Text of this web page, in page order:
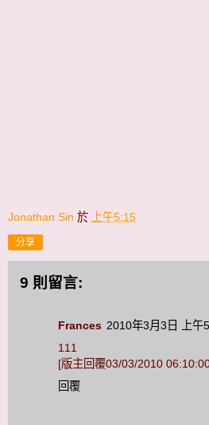
Jonathan Sin 於 上午5:15
分享
9 則留言:
Frances 2010年3月3日 上午
111
[版主回覆03/03/2010
回覆